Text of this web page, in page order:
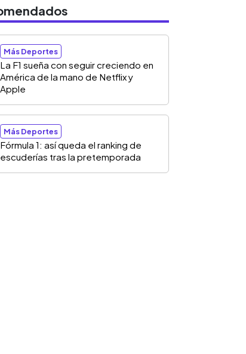
Más Deportes
La F1 sueña con seguir creciendo en
América de la mano de Netflix y
Apple
Más Deportes
Fórmula 1: así queda el ranking de
escuderías tras la pretemporada